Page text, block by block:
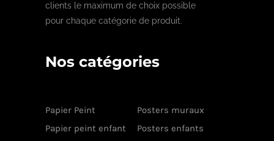
clients le maximum de choix possible
pour chaque catégorie de produit.
Nos catégories
Papier Peint
Posters muraux
Papier peint enfant
Posters enfants